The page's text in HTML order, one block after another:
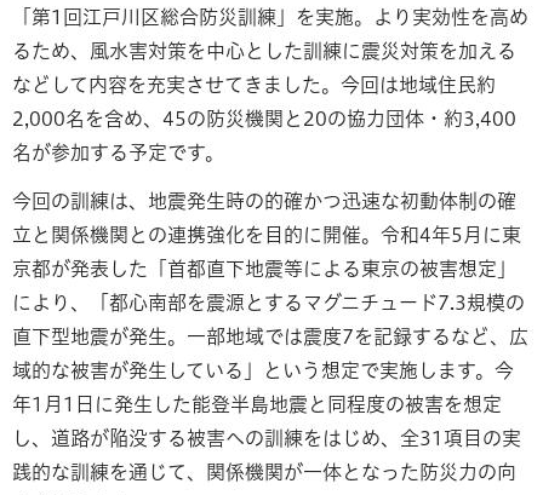
「第1回江戸川区総合防災訓練」を実施。より実効性を高め
るため、風水害対策を中心とした訓練に震災対策を加える
などして内容を充実させてきました。今回は地域住民約
2,000名を含め、45の防災機関と20の協力団体・約3,400
名が参加する予定です。
今回の訓練は、地震発生時の的確かつ迅速な初動体制の確
立と関係機関との連携強化を目的に開催。令和4年5月に東
京都が発表した「首都直下地震等による東京の被害想定」
により、「都心南部を震源とするマグニチュード7.3規模の
直下型地震が発生。一部地域では震度7を記録するなど、広
域的な被害が発生している」という想定で実施します。今
年1月1日に発生した能登半島地震と同程度の被害を想定
し、道路が陥没する被害への訓練をはじめ、全31項目の実
践的な訓練を通じて、関係機関が一体となった防災力の向